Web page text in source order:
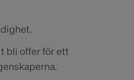
bli offer för ett